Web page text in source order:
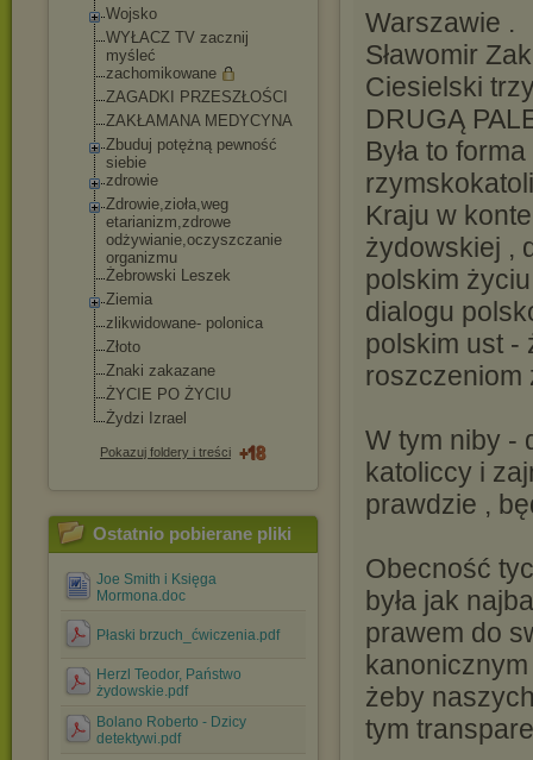
Wojsko
WYŁACZ TV zacznij
myśleć
zachomikowane
ZAGADKI PRZESZŁOŚCI
ZAKŁAMANA MEDYCYNA
Zbuduj potężną pewność
siebie
zdrowie
Zdrowie,zioła,weg
etarianizm,zdrowe
odżywianie,oczyszczanie
organizmu
Żebrowski Leszek
Ziemia
zlikwidowane- polonica
Złoto
Znaki zakazane
ŻYCIE PO ŻYCIU
Żydzi Izrael
Pokazuj foldery i treści
Ostatnio pobierane pliki
Joe Smith i Księga
Mormona.doc
Płaski brzuch_ćwiczenia.pdf
Herzl Teodor, Państwo
żydowskie.pdf
Bolano Roberto - Dzicy
detektywi.pdf
Warszawie .
Sławomir
Ciesielski
DRUGĄ
Była to
Kraju w
żydowskiej ,
polskim
dialogu
polskim ust -
roszczeniom
W tym niby -
katoliccy i
prawdzie ,
Obecność
była jak
prawem do
żeby
tym